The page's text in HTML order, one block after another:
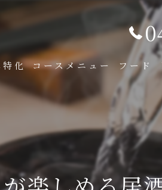
特化 コースメニュー フード